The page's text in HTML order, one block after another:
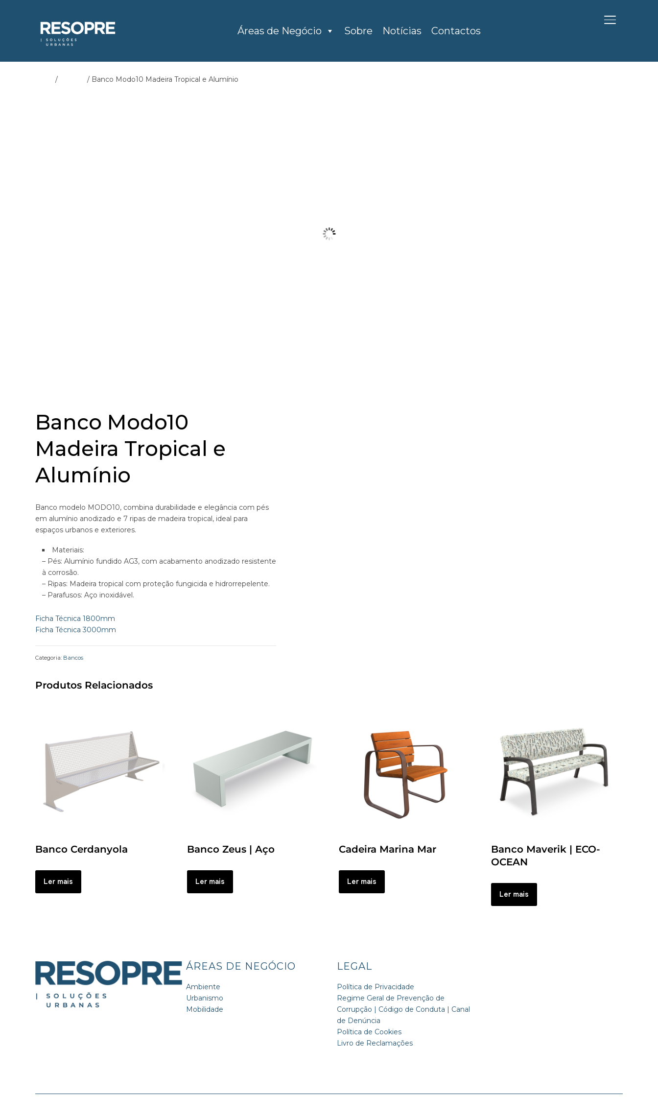
ALTERNAR
Áreas de Negócio Sobre Notícias Contactos
/ / Banco Modo10 Madeira Tropical e Alumínio
Banco Modo10
Madeira Tropical e
Alumínio
Banco modelo MODO10, combina durabilidade e elegância com pés
em alumínio anodizado e 7 ripas de madeira tropical, ideal para
espaços urbanos e exteriores.
Materiais:
– Pés: Alumínio fundido AG3, com acabamento anodizado resistente
à corrosão.
– Ripas: Madeira tropical com proteção fungicida e hidrorrepelente.
– Parafusos: Aço inoxidável.
Ficha Técnica 1800mm
Ficha Técnica 3000mm
Categoria: Bancos
Produtos Relacionados
Banco Cerdanyola
Ler mais
Banco Zeus | Aço
Ler mais
Cadeira Marina Mar
Ler mais
Banco Maverik | ECO-
OCEAN
Ler mais
ÁREAS DE NEGÓCIO
Ambiente
Urbanismo
Mobilidade
LEGAL
Política de Privacidade
Regime Geral de Prevenção de
Corrupção | Código de Conduta | Canal
de Denúncia
Política de Cookies
Livro de Reclamações